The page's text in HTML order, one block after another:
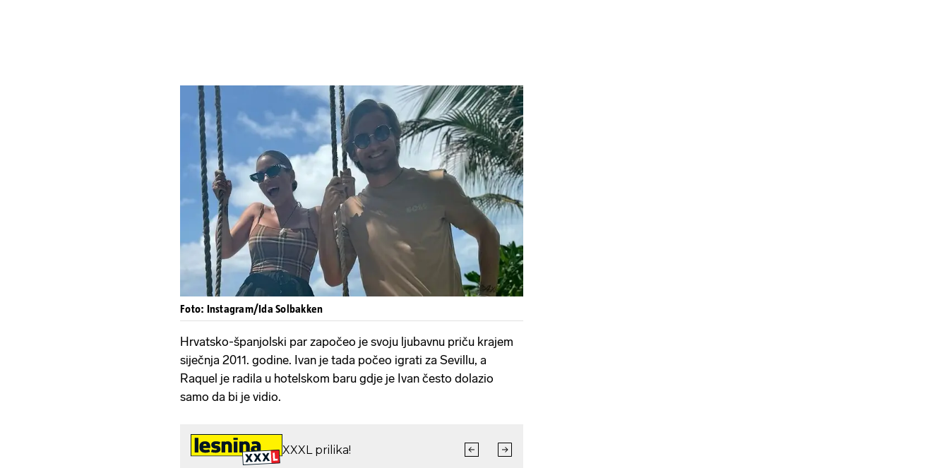
Foto: Instagram/Ida Solbakken
Hrvatsko-španjolski par započeo je svoju ljubavnu priču krajem
siječnja 2011. godine. Ivan je tada počeo igrati za Sevillu, a
Raquel je radila u hotelskom baru gdje je Ivan često dolazio
samo da bi je vidio.